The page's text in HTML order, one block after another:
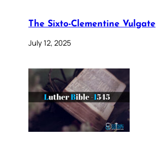
The Sixto-Clementine Vulgate
July 12, 2025